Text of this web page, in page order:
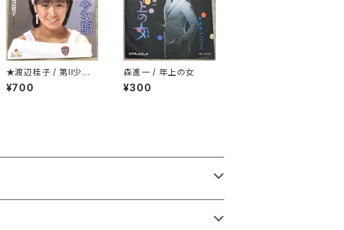
★渡辺桂子 / 第II少女
期
¥700
森進一 / 年上の女
¥300